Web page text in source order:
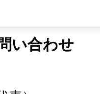
い合わせ